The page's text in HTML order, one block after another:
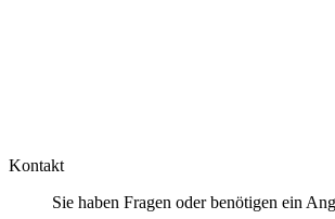
Kontakt
Sie haben Fragen oder benötigen ein